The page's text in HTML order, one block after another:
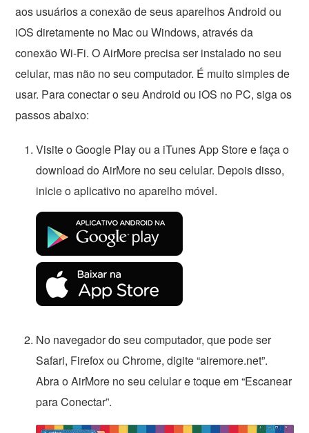
aos usuários a conexão de seus aparelhos Android ou
iOS diretamente no Mac ou Windows, através da
conexão Wi-Fi. O AirMore precisa ser instalado no seu
celular, mas não no seu computador. É muito simples de
usar. Para conectar o seu Android ou iOS no PC, siga os
passos abaixo:
Visite o Google Play ou a iTunes App Store e faça o
download do AirMore no seu celular. Depois disso,
inicie o aplicativo no aparelho móvel.
No navegador do seu computador, que pode ser
Safari, Firefox ou Chrome, digite “airemore.net”.
Abra o AirMore no seu celular e toque em “Escanear
para Conectar”.